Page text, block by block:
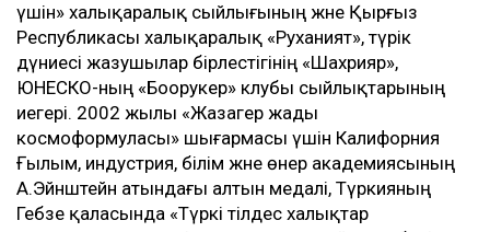
үшін» халықаралық сыйлығының және Қырғыз
Республикасы халықаралық «Руханият», түрік
дүниесі жазушылар бірлестігінің «Шахрияр»,
ЮНЕСКО-ның «Боорукер» клубы сыйлықтарының
иегері. 2002 жылы «Жазагер жады
космоформуласы» шығармасы үшін Калифорния
Ғылым, индустрия, білім және өнер академиясының
А.Эйнштейн атындағы алтын медалі, Түркияның
Гебзе қаласында «Түркі тілдес халықтар